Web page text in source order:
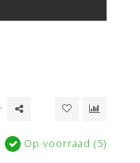
Op voorraad (5)